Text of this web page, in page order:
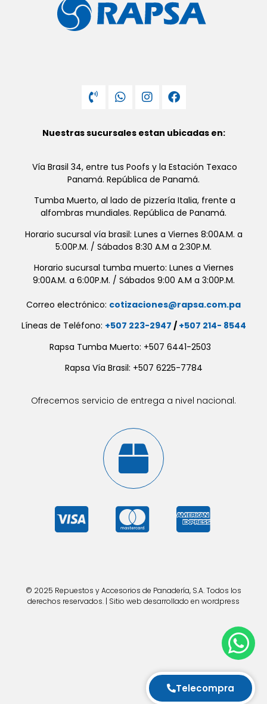
Nuestras sucursales estan ubicadas en:
Vía Brasil 34, entre tus Poofs y la Estación Texaco
Panamá. República de Panamá.
Tumba Muerto, al lado de pizzería Italia, frente a
alfombras mundiales. República de Panamá.
Horario sucursal vía brasil: Lunes a Viernes 8:00A.M. a
5:00P.M. / Sábados 8:30 A.M a 2:30P.M.
Horario sucursal tumba muerto: Lunes a Viernes
9:00A.M. a 6:00P.M. / Sábados 9:00 A.M a 3:00P.M.
Correo electrónico: cotizaciones@rapsa.com.pa
Líneas de Teléfono: +507 223-2947 / +507 214- 8544
Rapsa Tumba Muerto: +507 6441-2503
Rapsa Vía Brasil: +507 6225-7784
Ofrecemos servicio de entrega a nivel nacional.
© 2025 Repuestos y Accesorios de Panadería, S.A. Todos los
derechos reservados. | Sitio web desarrollado en wordpress
Telecompra